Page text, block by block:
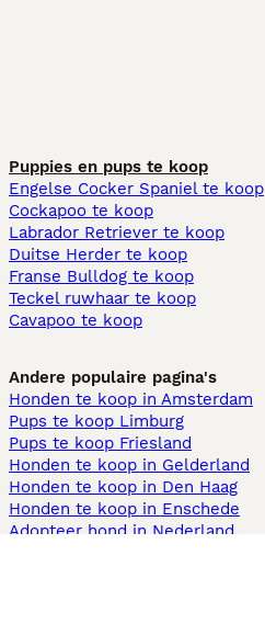
Puppies en pups te koop
Engelse Cocker Spaniel te koop
Cockapoo te koop
Labrador Retriever te koop
Duitse Herder te koop
Franse Bulldog te koop
Teckel ruwhaar te koop
Cavapoo te koop
Andere populaire pagina's
Honden te koop in Amsterdam
Pups te koop Limburg​
Pups te koop Friesland​
Honden te koop in Gelderland
Honden te koop in Den Haag
Honden te koop in Enschede
Adopteer hond in Nederland